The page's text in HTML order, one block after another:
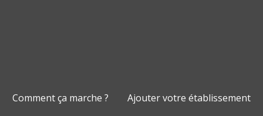
Comment ça marche ?
Ajouter votre établissement